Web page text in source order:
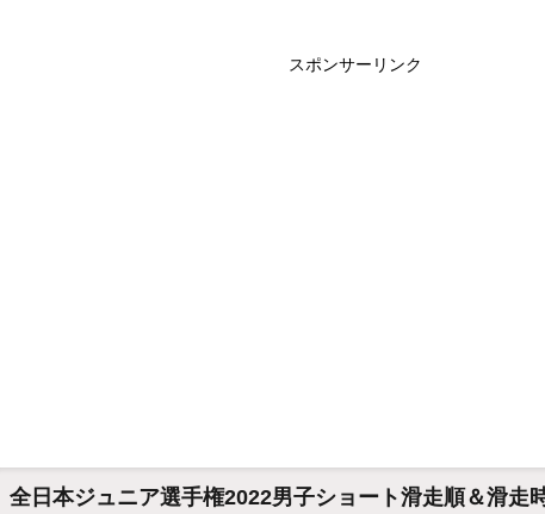
スポンサーリンク
全日本ジュニア選手権2022男子ショート滑走順＆滑走